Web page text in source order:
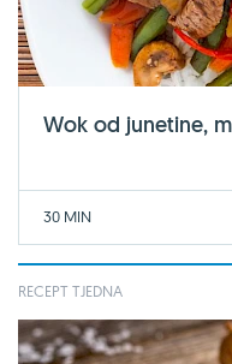
Wok od junetine,
30 MIN
RECEPT TJEDNA